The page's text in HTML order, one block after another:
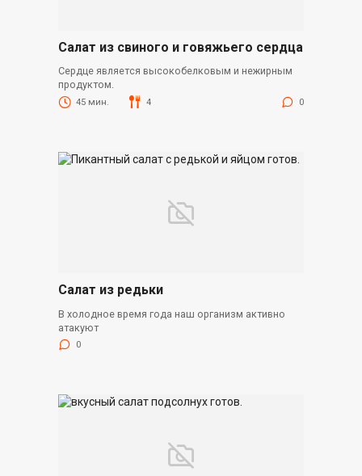
Салат из свиного и говяжьего сердца
Сердце является высокобелковым и нежирным
продуктом.
45 мин. 4 0
Салат из редьки
В холодное время года наш организм активно
атакуют
0